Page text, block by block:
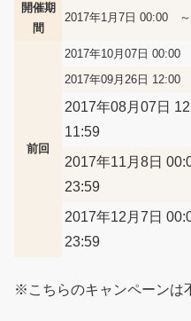
開催期
間
2017年1月7日 00:00
前回
2017年10月07日
2017年09月26日
2017年08月07日
11:59
2017年11月8日
23:59
2017年12月7日
23:59
※こちらのキャンペーンは